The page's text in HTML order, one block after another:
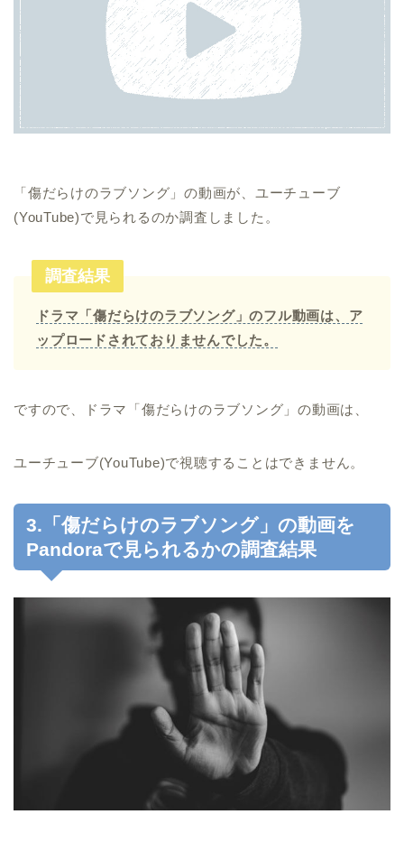
「傷だらけのラブソング」の動画が、ユーチューブ
(YouTube)で見られるのか調査しました。
調査結果
ドラマ「傷だらけのラブソング」のフル動画は、ア
ップロードされておりませんでした。
ですので、ドラマ「傷だらけのラブソング」の動画は、
ユーチューブ(YouTube)で視聴することはできません。
3.「傷だらけのラブソング」の動画を
Pandoraで見られるかの調査結果